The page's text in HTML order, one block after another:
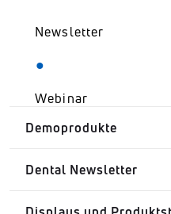
Newsletter
Webinar
Demoprodukte
Dental Newsletter